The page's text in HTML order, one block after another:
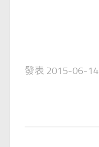
發表 2015-06-14